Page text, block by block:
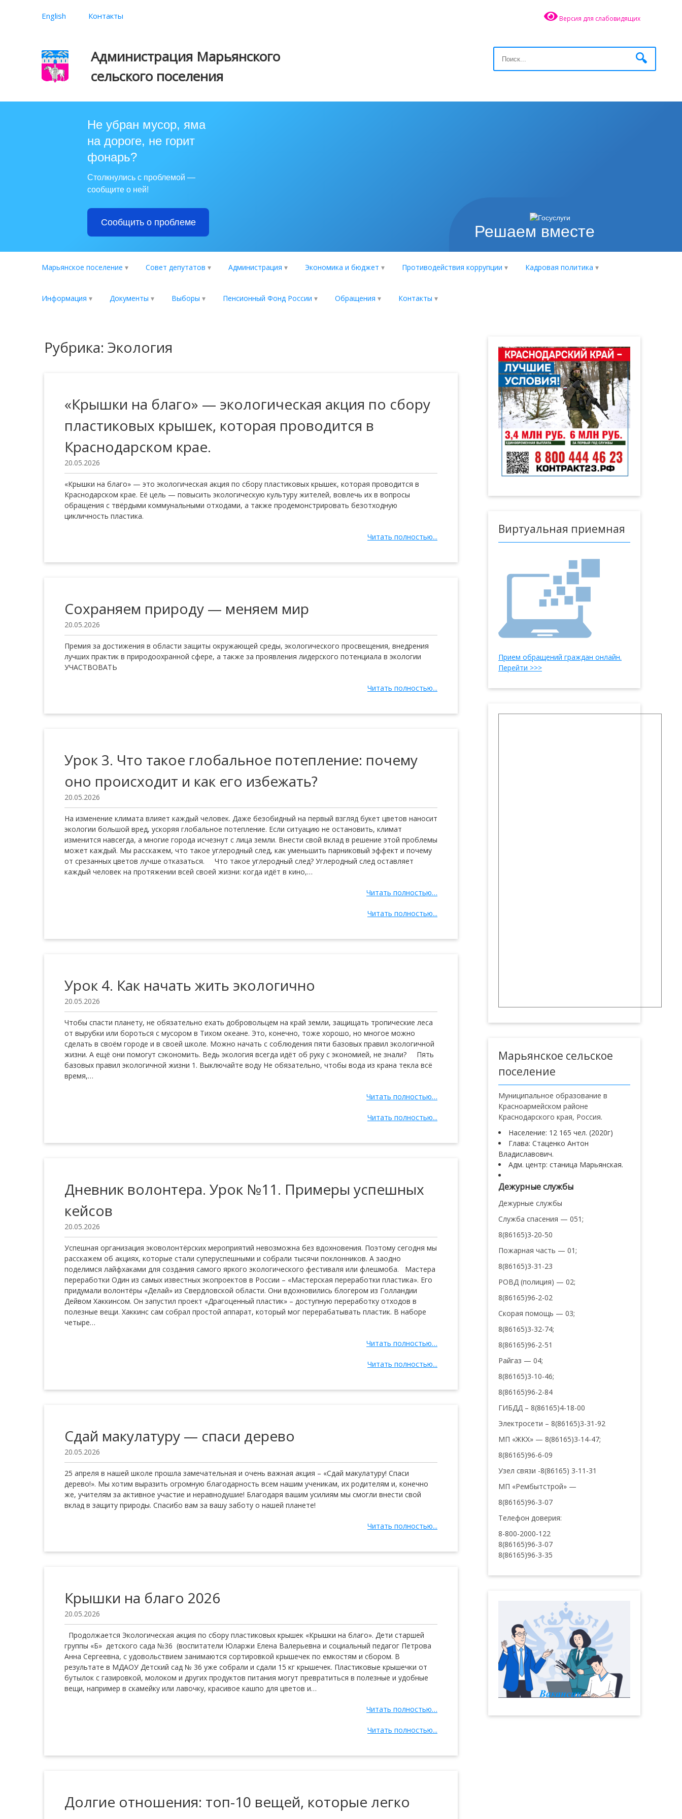
English Контакты Версия для слабовидящих
Администрация Марьянского
сельского поселения
Решаем вместе
Не убран мусор, яма
на дороге, не горит
фонарь?
Столкнулись с проблемой —
сообщите о ней!
Сообщить о проблеме
Марьянское поселение Совет депутатов Администрация Экономика и бюджет Противодействия коррупции Кадровая политика
Информация Документы Выборы Пенсионный Фонд России Обращения Контакты
Рубрика: Экология
«Крышки на благо» — экологическая акция по сбору
пластиковых крышек, которая проводится в
Краснодарском крае.
20.05.2026
«Крышки на благо» — это экологическая акция по сбору пластиковых крышек, которая проводится в
Краснодарском крае. Её цель — повысить экологическую культуру жителей, вовлечь их в вопросы
обращения с твёрдыми коммунальными отходами, а также продемонстрировать безотходную
цикличность пластика.
Читать полностью...
Сохраняем природу — меняем мир
20.05.2026
Премия за достижения в области защиты окружающей среды, экологического просвещения, внедрения
лучших практик в природоохранной сфере, а также за проявления лидерского потенциала в экологии
УЧАСТВОВАТЬ
Читать полностью...
Урок 3. Что такое глобальное потепление: почему
оно происходит и как его избежать?
20.05.2026
На изменение климата влияет каждый человек. Даже безобидный на первый взгляд букет цветов наносит
экологии большой вред, ускоряя глобальное потепление. Если ситуацию не остановить, климат
изменится навсегда, а многие города исчезнут с лица земли. Внести свой вклад в решение этой проблемы
может каждый. Мы расскажем, что такое углеродный след, как уменьшить парниковый эффект и почему
от срезанных цветов лучше отказаться. Что такое углеродный след? Углеродный след оставляет
каждый человек на протяжении всей своей жизни: когда идёт в кино,…
Читать полностью…
Читать полностью...
Урок 4. Как начать жить экологично
20.05.2026
Чтобы спасти планету, не обязательно ехать добровольцем на край земли, защищать тропические леса
от вырубки или бороться с мусором в Тихом океане. Это, конечно, тоже хорошо, но многое можно
сделать в своём городе и в своей школе. Можно начать с соблюдения пяти базовых правил экологичной
жизни. А ещё они помогут сэкономить. Ведь экология всегда идёт об руку с экономией, не знали? Пять
базовых правил экологичной жизни 1. Выключайте воду Не обязательно, чтобы вода из крана текла всё
время,…
Читать полностью…
Читать полностью...
Дневник волонтера. Урок №11. Примеры успешных
кейсов
20.05.2026
Успешная организация эковолонтёрских мероприятий невозможна без вдохновения. Поэтому сегодня мы
расскажем об акциях, которые стали суперуспешными и собрали тысячи поклонников. А заодно
поделимся лайфхаками для создания самого яркого экологического фестиваля или флешмоба. Мастера
переработки Один из самых известных экопроектов в России – «Мастерская переработки пластика». Его
придумали волонтёры «Делай» из Свердловской области. Они вдохновились блогером из Голландии
Дейвом Хаккинсом. Он запустил проект «Драгоценный пластик» – доступную переработку отходов в
полезные вещи. Хаккинс сам собрал простой аппарат, который мог перерабатывать пластик. В наборе
четыре…
Читать полностью…
Читать полностью...
Сдай макулатуру — спаси дерево
20.05.2026
25 апреля в нашей школе прошла замечательная и очень важная акция – «Сдай макулатуру! Спаси
дерево!». Мы хотим выразить огромную благодарность всем нашим ученикам, их родителям и, конечно
же, учителям за активное участие и неравнодушие! Благодаря вашим усилиям мы смогли внести свой
вклад в защиту природы. Спасибо вам за вашу заботу о нашей планете!
Читать полностью...
Крышки на благо 2026
20.05.2026
Продолжается Экологическая акция по сбору пластиковых крышек «Крышки на благо». Дети старшей
группы «Б» детского сада №36 (воспитатели Юларжи Елена Валерьевна и социальный педагог Петрова
Анна Сергеевна, с удовольствием занимаются сортировкой крышечек по емкостям и сбором. В
результате в МДАОУ Детский сад № 36 уже собрали и сдали 15 кг крышечек. Пластиковые крышечки от
бутылок с газировкой, молоком и других продуктов питания могут превратиться в полезные и удобные
вещи, например в скамейку или лавочку, красивое кашпо для цветов и…
Читать полностью…
Читать полностью...
Долгие отношения: топ-10 вещей, которые легко
Виртуальная приемная
Прием обращений граждан онлайн.
Перейти >>>
Марьянское сельское
поселение
Муниципальное образование в
Красноармейском районе
Краснодарского края, Россия.
Население: 12 165 чел. (2020г)
Глава: Стаценко Антон
Владиславович.
Адм. центр: станица Марьянская.
Дежурные службы
Дежурные службы
Служба спасения — 051;
8(86165)3-20-50
Пожарная часть — 01;
8(86165)3-31-23
РОВД (полиция) — 02;
8(86165)96-2-02
Скорая помощь — 03;
8(86165)3-32-74;
8(86165)96-2-51
Райгаз — 04;
8(86165)3-10-46;
8(86165)96-2-84
ГИБДД – 8(86165)4-18-00
Электросети – 8(86165)3-31-92
МП «ЖКХ» — 8(86165)3-14-47;
8(86165)96-6-09
Узел связи -8(86165) 3-11-31
МП «Рембытстрой» —
8(86165)96-3-07
Телефон доверия:
8-800-2000-122
8(86165)96-3-07
8(86165)96-3-35